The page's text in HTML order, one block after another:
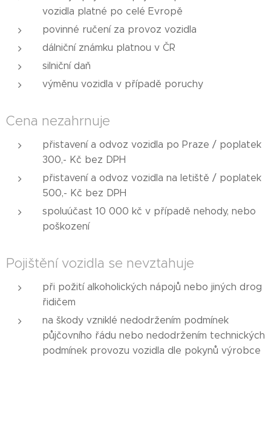
vozidla platné po celé Evropě
povinné ručení za provoz vozidla
dálniční známku platnou v ČR
silniční daň
výměnu vozidla v případě poruchy
Cena nezahrnuje
přistavení a odvoz vozidla po Praze / poplatek
300,- Kč bez DPH
přistavení a odvoz vozidla na letiště / poplatek
500,- Kč bez DPH
spoluúčast 10 000 kč v případě nehody, nebo
poškození
Pojištění vozidla se nevztahuje
při požití alkoholických nápojů nebo jiných drog
řidičem
na škody vzniklé nedodržením podmínek
půjčovního řádu nebo nedodržením technických
podmínek provozu vozidla dle pokynů výrobce